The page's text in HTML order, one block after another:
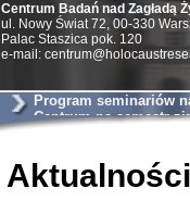
Centrum Badań nad Zagładą
ul. Nowy Świat 72, 00-330
Palac Staszica pok. 120
e-mail:
Program seminariów
Centrum na semestr
Aktualności